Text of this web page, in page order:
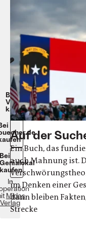
Schrecken
H.
Fritze
Hardcover,
gebunden
368
Seiten
24€
Beim
Verlag
kaufen
In
Midas
Verlag
Auf der
Ein Buch, das
auch Mahnung ist.
im Denken einer
dann bleiben
Strecke